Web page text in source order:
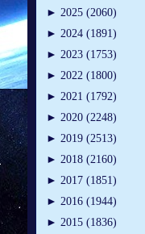
► 2025 (2060)
► 2024 (1891)
► 2023 (1753)
► 2022 (1800)
► 2021 (1792)
► 2020 (2248)
► 2019 (2513)
► 2018 (2160)
► 2017 (1851)
► 2016 (1944)
► 2015 (1836)